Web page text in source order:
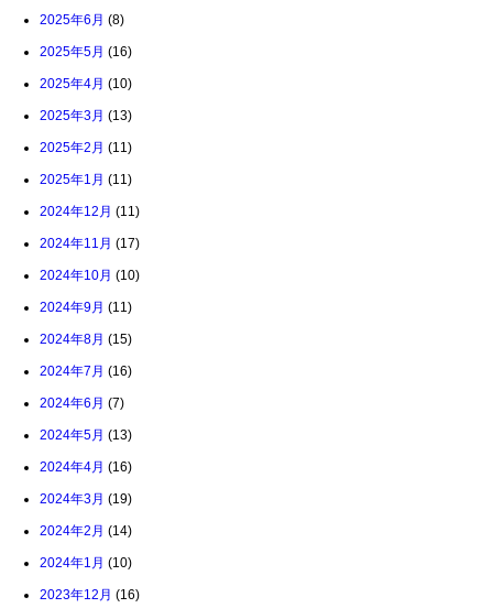
2025年6月 (8)
2025年5月 (16)
2025年4月 (10)
2025年3月 (13)
2025年2月 (11)
2025年1月 (11)
2024年12月 (11)
2024年11月 (17)
2024年10月 (10)
2024年9月 (11)
2024年8月 (15)
2024年7月 (16)
2024年6月 (7)
2024年5月 (13)
2024年4月 (16)
2024年3月 (19)
2024年2月 (14)
2024年1月 (10)
2023年12月 (16)